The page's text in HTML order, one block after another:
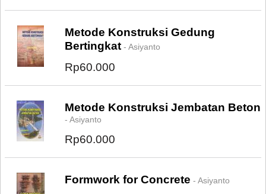
Metode Konstruksi Gedung
Bertingkat - Asiyanto
Rp60.000
Metode Konstruksi Jembatan Beton
- Asiyanto
Rp60.000
Formwork for Concrete - Asiyanto